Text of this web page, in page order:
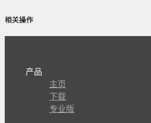
相关操作
产品
主页
下载
专业版